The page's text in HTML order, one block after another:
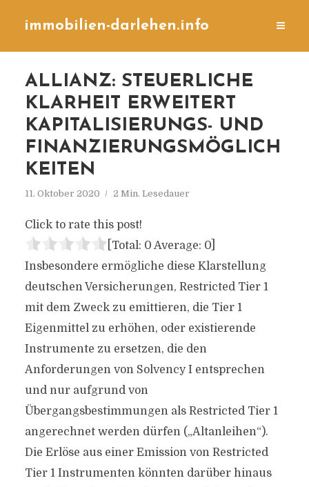
immobilien-darlehen.info
ALLIANZ: STEUERLICHE
KLARHEIT ERWEITERT
KAPITALISIERUNGS- UND
FINANZIERUNGSMÖGLICH
KEITEN
11. Oktober 2020 2 Min. Lesedauer
Click to rate this post!
[Total: 0 Average: 0]
Insbesondere ermögliche diese Klarstellung
deutschen Versicherungen, Restricted Tier 1
mit dem Zweck zu emittieren, die Tier 1
Eigenmittel zu erhöhen, oder existierende
Instrumente zu ersetzen, die den
Anforderungen von Solvency I entsprechen
und nur aufgrund von
Übergangsbestimmungen als Restricted Tier 1
angerechnet werden dürfen („Altanleihen“).
Die Erlöse aus einer Emission von Restricted
Tier 1 Instrumenten könnten darüber hinaus